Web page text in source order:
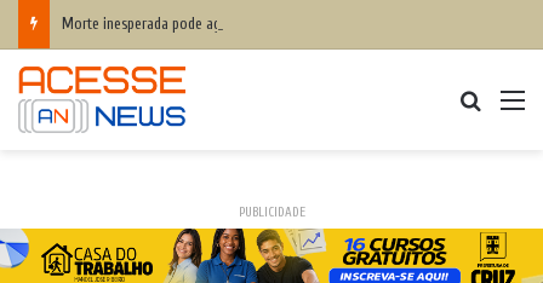
Morte inesperada pode agravar desequilíbrio financeiro das famílias
PUBLICIDADE